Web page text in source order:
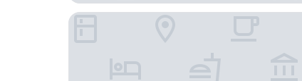
THE BOTANIK SEWOON MYEONGDONG 飯店